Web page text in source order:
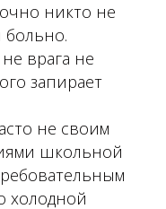
никто не
больно.
врага не
запирает
не своим
школьной
холодной